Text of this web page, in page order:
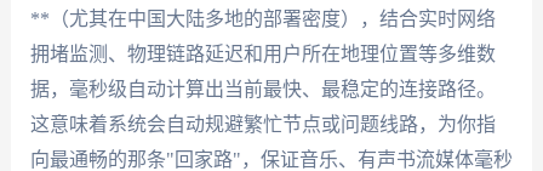
**（尤其在中国大陆多地的部署密度），结合实时网络
拥堵监测、物理链路延迟和用户所在地理位置等多维数
据，毫秒级自动计算出当前最快、最稳定的连接路径。
这意味着系统会自动规避繁忙节点或问题线路，为你指
向最通畅的那条"回家路"，保证音乐、有声书流媒体毫秒